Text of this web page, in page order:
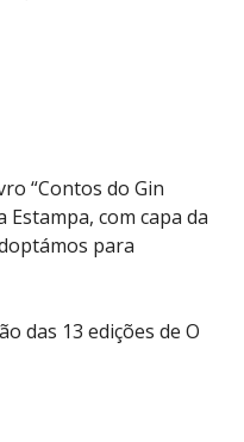
“Contos do Gin
Estampa, com capa da
para
das 13 edições de O